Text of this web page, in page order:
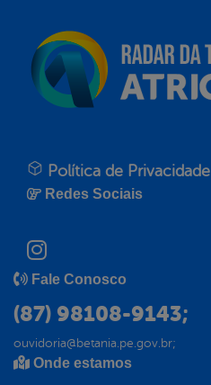
Política de Privacidade
Redes Sociais
Fale Conosco
(87) 98108-9143;
ouvidoria@betania.pe.gov.br;
Onde estamos